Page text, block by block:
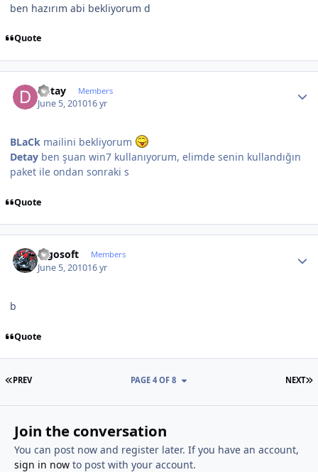
ben hazırım abi bekliyorum d
Quote
Detay Members
June 5, 201016 yr
BLaCk mailini bekliyorum
Detay ben şuan win7 kullanıyorum, elimde senin kullandığın
paket ile ondan sonraki s
Quote
logosoft Members
June 5, 201016 yr
b
Quote
FIRST PAGE
PREV NEXT
PAGE 4 OF 8
Join the conversation
You can post now and register later. If you have an account,
sign in nowto post with your account.